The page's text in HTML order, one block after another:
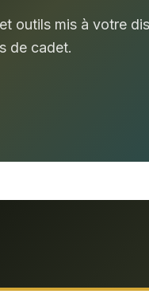
outils mis à votre
de cadet.